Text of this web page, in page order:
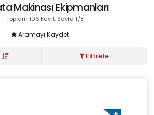
Makinası Ekipmanları
Toplam 106 kayıt. Sayfa 1/8
Aramayı Kaydet
Filtrele